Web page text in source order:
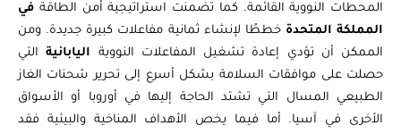
المحطات النووية القائمة. كما تضمنت استراتيجية أمن الطاقةفي
المملكة المتحدةخططًا لإنشاء ثمانية مفاعلات كبيرة جديدة. ومن
الممكن أن تؤدي إعادة تشغيل المفاعلات النوويةاليابانيةالتي
حصلت على موافقات السلامة بشكل أسرع إلى تحرير شحنات الغاز
الطبيعي المسال التي تشتد الحاجة إليها في أوروبا أو الأسواق
الأخرى في آسيا. أما فيما يخص الأهداف المناخية والبيئية فقد